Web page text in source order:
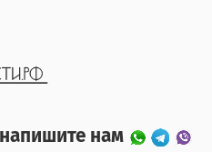
напишите нам